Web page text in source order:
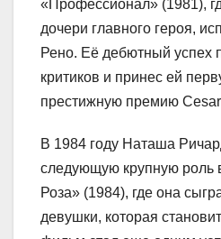
«Профессионал» (1981),
дочери главного героя,
Рено. Её дебютный успех
критиков и принес ей
престижную премию Cesar
В 1984 году Наташа
следующую крупную роль
Роза» (1984), где она
девушки, которая